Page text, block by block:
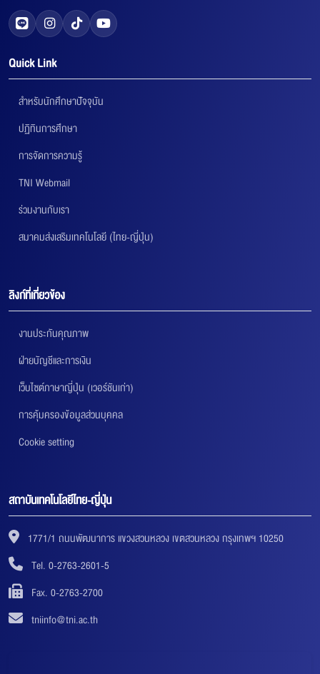
Quick Link
สำหรับนักศึกษาปัจจุบัน
ปฏิทินการศึกษา
การจัดการความรู้
TNI Webmail
ร่วมงานกับเรา
สมาคมส่งเสริมเทคโนโลยี (ไทย-ญี่ปุ่น)
ลิงก์ที่เกี่ยวข้อง
งานประกันคุณภาพ
ฝ่ายบัญชีและการเงิน
เว็บไซต์ภาษาญี่ปุ่น (เวอร์ชันเก่า)
การคุ้มครองข้อมูลส่วนบุคคล
Cookie setting
สถาบันเทคโนโลยีไทย-ญี่ปุ่น
1771/1 ถนนพัฒนาการ แขวงสวนหลวง เขตสวนหลวง กรุงเทพฯ 10250
Tel. 0-2763-2601-5
Fax. 0-2763-2700
tniinfo@tni.ac.th